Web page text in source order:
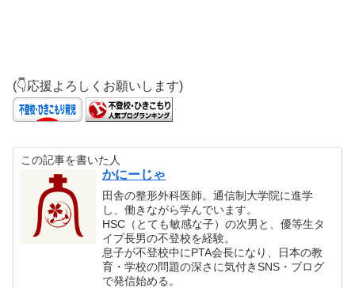
(👇応援よろしくお願いします)
この記事を書いた人
かにーじゃ
田舎の整形外科医師。通信制大学院に進学
し、働きながら学んでいます。
HSC（とても敏感な子）の次男と、優等生タ
イプ長男の不登校を経験。
息子が不登校中にPTA会長になり、日本の教
育・学校の問題の深さに気付きSNS・ブログ
で発信始める。